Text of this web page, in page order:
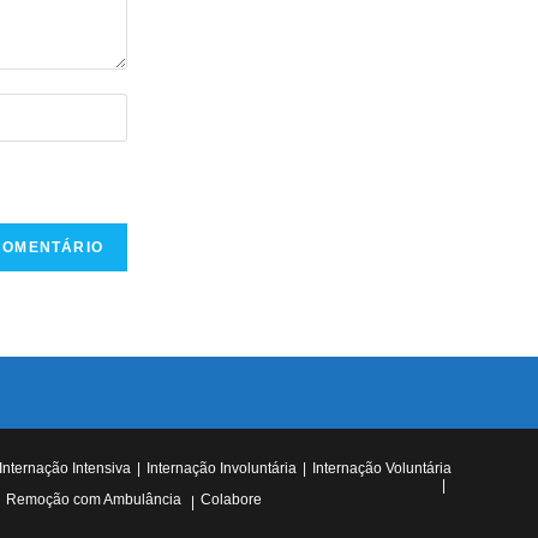
Internação Intensiva Internação Involuntária
Internação Voluntária
Remoção com Ambulância Colabore